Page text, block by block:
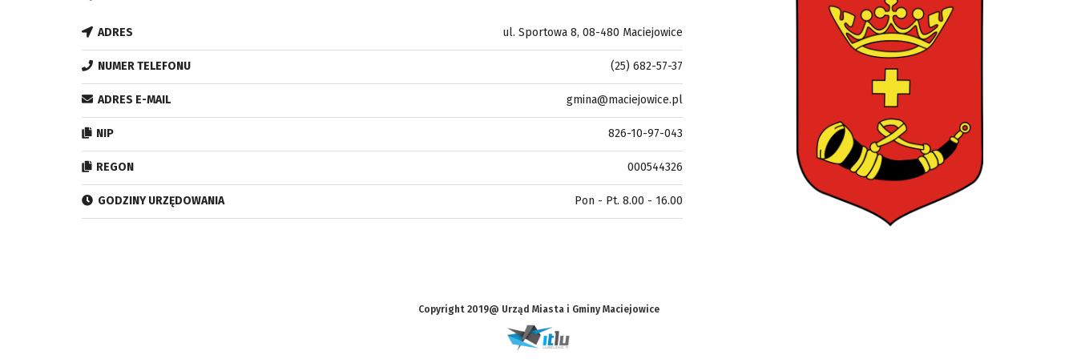
ADRES ul. Sportowa 8, 08-480 Maciejowice
NUMER TELEFONU (25) 682-57-37
ADRES E-MAIL gmina@maciejowice.pl
NIP 826-10-97-043
REGON 000544326
GODZINY URZĘDOWANIA Pon - Pt. 8.00 - 16.00
Copyright 2019@ Urząd Miasta i Gminy Maciejowice